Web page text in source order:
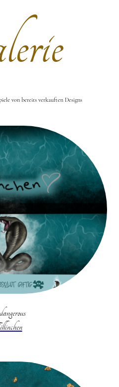
von bereits verkauften Designs